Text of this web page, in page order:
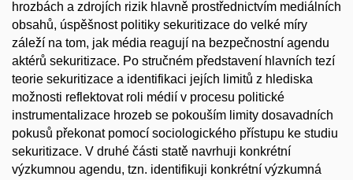
hrozbách a zdrojích rizik hlavně prostřednictvím mediálních
obsahů, úspěšnost politiky sekuritizace do velké míry
záleží na tom, jak média reagují na bezpečnostní agendu
aktérů sekuritizace. Po stručném představení hlavních tezí
teorie sekuritizace a identifikaci jejích limitů z hlediska
možnosti reflektovat roli médií v procesu politické
instrumentalizace hrozeb se pokouším limity dosavadních
pokusů překonat pomocí sociologického přístupu ke studiu
sekuritizace. V druhé části statě navrhuji konkrétní
výzkumnou agendu, tzn. identifikuji konkrétní výzkumná